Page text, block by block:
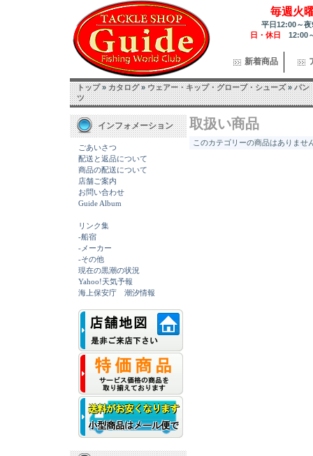
毎週火
平日12:00～
日・休日 12:00
新着商品
トップ»カタログ»ウェアー・キップ・グローブ・シューズ»パン
ツ
インフォメーション
ごあいさつ
配送と返品について
商品の配送について
店舗ご案内
お問い合わせ
Guide Album
リンク集
-船宿
-メーカー
-その他
現在の黒潮の状況
Yahoo!天気予報
海上保安庁 潮汐情報
取扱い商品
このカテゴリーの商品はありませ